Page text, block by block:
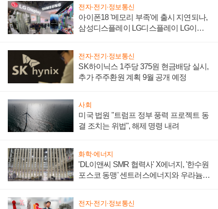
전자·전기·정보통신
아이폰18 '메모리 부족'에 출시 지연되나,
삼성디스플레이 LG디스플레이 LG이노
전자·전기·정보통신
SK하이닉스 1주당 375원 현금배당 실시,
추가 주주환원 계획 9월 공개 예정
사회
미국 법원 "트럼프 정부 풍력 프로젝트 동
결 조치는 위법", 해제 명령 내려
화학·에너지
'DL이앤씨 SMR 협력사' X에너지, '한수원
포스코 동맹' 센트러스에너지와 우라늄
전자·전기·정보통신